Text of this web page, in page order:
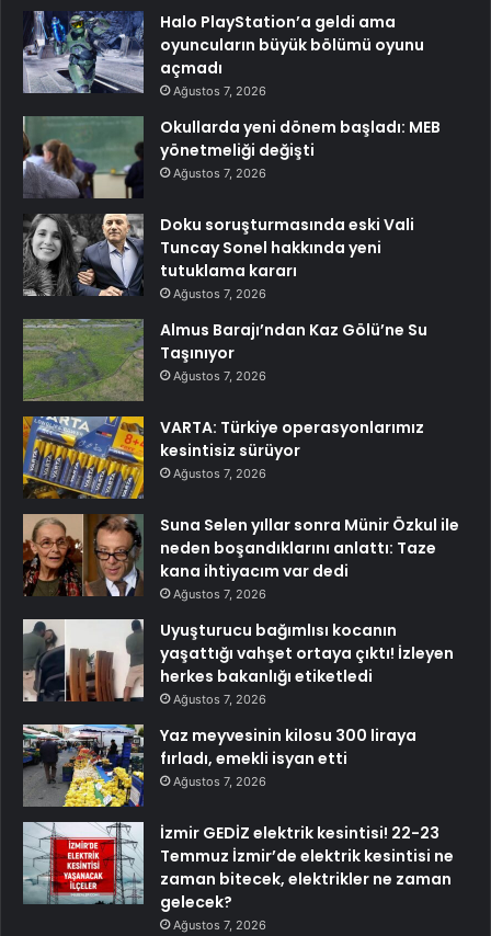
Halo PlayStation’a geldi ama
oyuncuların büyük bölümü oyunu
açmadı
Ağustos 7, 2026
Okullarda yeni dönem başladı: MEB
yönetmeliği değişti
Ağustos 7, 2026
Doku soruşturmasında eski Vali
Tuncay Sonel hakkında yeni
tutuklama kararı
Ağustos 7, 2026
Almus Barajı’ndan Kaz Gölü’ne Su
Taşınıyor
Ağustos 7, 2026
VARTA: Türkiye operasyonlarımız
kesintisiz sürüyor
Ağustos 7, 2026
Suna Selen yıllar sonra Münir Özkul ile
neden boşandıklarını anlattı: Taze
kana ihtiyacım var dedi
Ağustos 7, 2026
Uyuşturucu bağımlısı kocanın
yaşattığı vahşet ortaya çıktı! İzleyen
herkes bakanlığı etiketledi
Ağustos 7, 2026
Yaz meyvesinin kilosu 300 liraya
fırladı, emekli isyan etti
Ağustos 7, 2026
İzmir GEDİZ elektrik kesintisi! 22-23
Temmuz İzmir’de elektrik kesintisi ne
zaman bitecek, elektrikler ne zaman
gelecek?
Ağustos 7, 2026